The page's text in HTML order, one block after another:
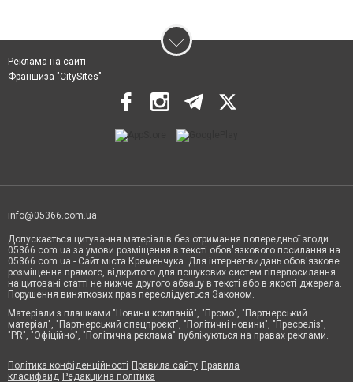
Реклама на сайті
Франшиза "CitySites"
info@05366.com.ua
Допускається цитування матеріалів без отримання попередньої згоди
05366.com.ua за умови розміщення в тексті обов'язкового посилання на
05366.com.ua - Сайт міста Кременчука. Для інтернет-видань обов'язкове
розміщення прямого, відкритого для пошукових систем гіперпосилання
на цитовані статті не нижче другого абзацу в тексті або в якості джерела.
Порушення виняткових прав переслідується Законом.
Матеріали з плашками "Новини компаній", "Промо", "Партнерський
матеріал", "Партнерський спецпроєкт", "Політичні новини", "Пресреліз",
"PR", "Офіційно", "Політична реклама" публікуються на правах реклами.
Політика конфіденційності Правила сайту Правила
класифайд Редакційна політика